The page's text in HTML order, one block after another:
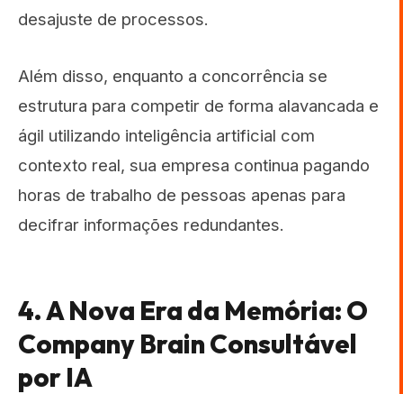
desajuste de processos.
Além disso, enquanto a concorrência se
estrutura para competir de forma alavancada e
ágil utilizando inteligência artificial com
contexto real, sua empresa continua pagando
horas de trabalho de pessoas apenas para
decifrar informações redundantes.
4. A Nova Era da Memória: O
Company Brain Consultável
por IA